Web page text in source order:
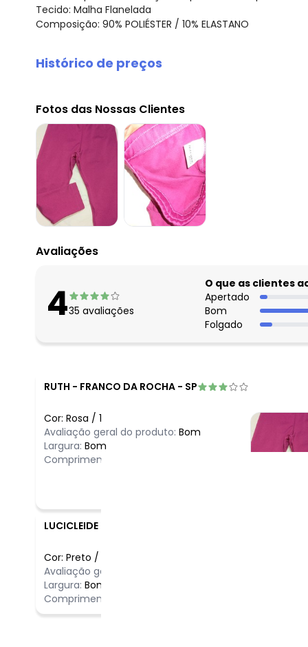
Tecido: Malha Flanelada
Composição: 90% POLIÉSTER / 10% ELASTANO
Histórico de preços
agosto/2026
julho/2026
junho/2026
maio/2026
abril/2026
março/2026
fevereiro/2026
Fotos das Nossas Clientes
Avaliações
435 avaliações
O que as clientes
Apertado
Bom
Folgado
RUTH - FRANCO DA ROCHA - SP
Cor: Rosa / 1
Avaliação geral do produto: Bom
Largura: Bom
Comprimento:
LUCICLEIDE
Cor: Preto /
Avaliação geral do produto:
Largura: Bom
Comprimento: